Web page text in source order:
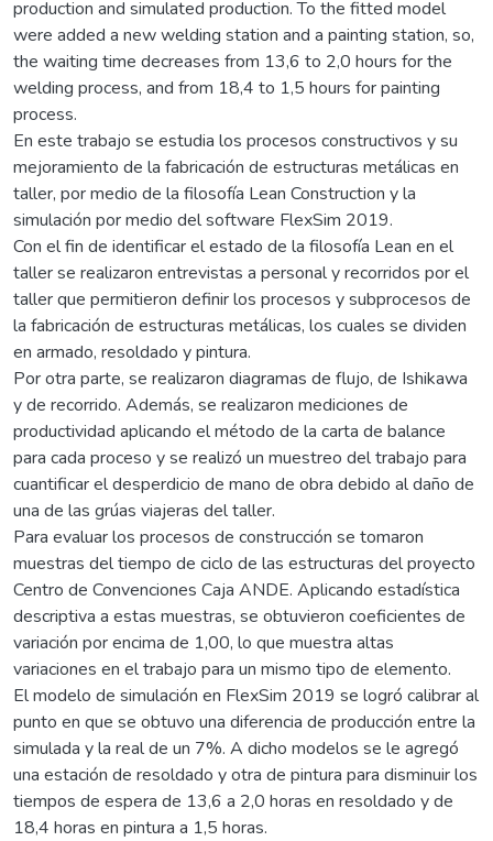
production and simulated production. To the fitted model
were added a new welding station and a painting station, so,
the waiting time decreases from 13,6 to 2,0 hours for the
welding process, and from 18,4 to 1,5 hours for painting
process.
En este trabajo se estudia los procesos constructivos y su
mejoramiento de la fabricación de estructuras metálicas en
taller, por medio de la filosofía Lean Construction y la
simulación por medio del software FlexSim 2019.
Con el fin de identificar el estado de la filosofía Lean en el
taller se realizaron entrevistas a personal y recorridos por el
taller que permitieron definir los procesos y subprocesos de
la fabricación de estructuras metálicas, los cuales se dividen
en armado, resoldado y pintura.
Por otra parte, se realizaron diagramas de flujo, de Ishikawa
y de recorrido. Además, se realizaron mediciones de
productividad aplicando el método de la carta de balance
para cada proceso y se realizó un muestreo del trabajo para
cuantificar el desperdicio de mano de obra debido al daño de
una de las grúas viajeras del taller.
Para evaluar los procesos de construcción se tomaron
muestras del tiempo de ciclo de las estructuras del proyecto
Centro de Convenciones Caja ANDE. Aplicando estadística
descriptiva a estas muestras, se obtuvieron coeficientes de
variación por encima de 1,00, lo que muestra altas
variaciones en el trabajo para un mismo tipo de elemento.
El modelo de simulación en FlexSim 2019 se logró calibrar al
punto en que se obtuvo una diferencia de producción entre la
simulada y la real de un 7%. A dicho modelos se le agregó
una estación de resoldado y otra de pintura para disminuir los
tiempos de espera de 13,6 a 2,0 horas en resoldado y de
18,4 horas en pintura a 1,5 horas.